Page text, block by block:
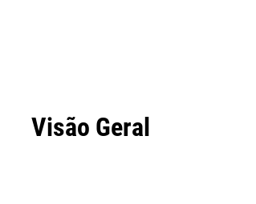
Visão Geral